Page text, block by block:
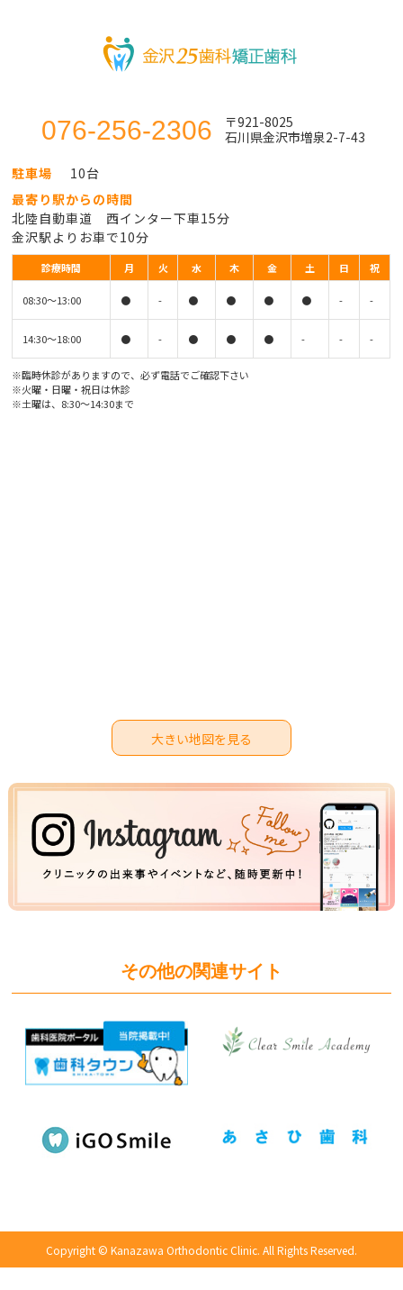
076-256-2306
〒921-8025
石川県金沢市増泉2-7-43
駐車場
10台
最寄り駅からの時間
北陸自動車道 西インター下車15分
金沢駅よりお車で10分
診療時間 月 火 水 木 金 土 日 祝
08:30〜13:00 ● - ● ● ● ● - -
14:30〜18:00 ● - ● ● ● - - -
※臨時休診がありますので、必ず電話でご確認下さい
※火曜・日曜・祝日は休診
※土曜は、8:30〜14:30まで
大きい地図を見る
その他の関連サイト
Copyright © Kanazawa Orthodontic Clinic. All Rights Reserved.